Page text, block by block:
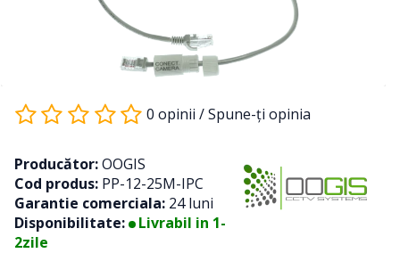
0 opinii /Spune-ţi opinia
Producător:OOGIS
Cod produs: PP-12-25M-IPC
Garantie comerciala: 24 luni
Disponibilitate:
Livrabil in 1-
2zile